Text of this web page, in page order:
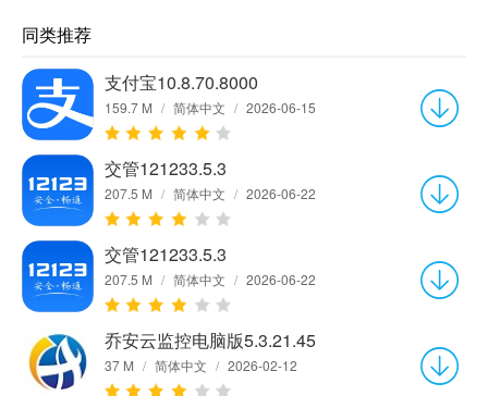
同类推荐
支付宝10.8.70.8000
159.7 M / 简体中文 / 2026-06-15
交管121233.5.3
207.5 M / 简体中文 / 2026-06-22
交管121233.5.3
207.5 M / 简体中文 / 2026-06-22
乔安云监控电脑版5.3.21.45
37 M / 简体中文 / 2026-02-12